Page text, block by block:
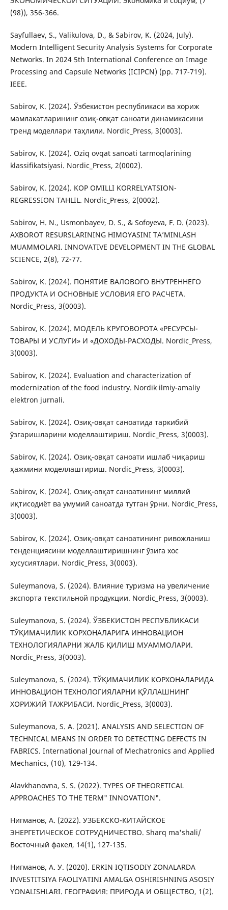
(98)), 356-366.
Sayfullaev, S., Valikulova, D., & Sabirov, K. (2024, July).
Modern Intelligent Security Analysis Systems for Corporate
Networks. In 2024 5th International Conference on Image
Processing and Capsule Networks (ICIPCN) (pp. 717-719).
IEEE.
Sabirov, K. (2024). Ўзбекистон республикаси ва хориж
мамлакатларининг озиқ-овқат саноати динамикасини
тренд моделлари таҳлили. Nordic_Press, 3(0003).
Sabirov, K. (2024). Oziq ovqat sanoati tarmoqlarining
klassifikatsiyasi. Nordic_Press, 2(0002).
Sabirov, K. (2024). KOP OMILLI KORRELYATSION-
REGRESSION TAHLIL. Nordic_Press, 2(0002).
Sabirov, H. N., Usmonbayev, D. S., & Sofoyeva, F. D. (2023).
AXBOROT RESURSLARINING HIMOYASINI TA’MINLASH
MUAMMOLARI. INNOVATIVE DEVELOPMENT IN THE GLOBAL
SCIENCE, 2(8), 72-77.
Sabirov, K. (2024). ПОНЯТИЕ ВАЛОВОГО ВНУТРЕННЕГО
ПРОДУКТА И ОСНОВНЫЕ УСЛОВИЯ ЕГО РАСЧЕТА.
Nordic_Press, 3(0003).
Sabirov, K. (2024). МОДЕЛЬ КРУГОВОРОТА «РЕСУРСЫ-
ТОВАРЫ И УСЛУГИ» И «ДОХОДЫ-РАСХОДЫ. Nordic_Press,
3(0003).
Sabirov, K. (2024). Evaluation and characterization of
modernization of the food industry. Nordik ilmiy-amaliy
elektron jurnali.
Sabirov, K. (2024). Озиқ-овқат саноатида таркибий
ўзгаришларини моделлаштириш. Nordic_Press, 3(0003).
Sabirov, K. (2024). Озиқ-овқат саноати ишлаб чиқариш
ҳажмини моделлаштириш. Nordic_Press, 3(0003).
Sabirov, K. (2024). Озиқ-овқат саноатининг миллий
иқтисодиёт ва умумий саноатда тутган ўрни. Nordic_Press,
3(0003).
Sabirov, K. (2024). Озиқ-овқат саноатининг ривожланиш
тенденциясини моделлаштиришнинг ўзига хос
хусусиятлари. Nordic_Press, 3(0003).
Suleymanova, S. (2024). Влияние туризма на увеличение
экспорта текстильной продукции. Nordic_Press, 3(0003).
Suleymanova, S. (2024). ЎЗБЕКИСТОН РЕСПУБЛИКАСИ
ТЎҚИМАЧИЛИК КОРХОНАЛАРИГА ИННОВАЦИОН
ТЕХНОЛОГИЯЛАРНИ ЖАЛБ ҚИЛИШ МУАММОЛАРИ.
Nordic_Press, 3(0003).
Suleymanova, S. (2024). ТЎҚИМАЧИЛИК КОРХОНАЛАРИДА
ИННОВАЦИОН ТЕХНОЛОГИЯЛАРНИ ҚЎЛЛАШНИНГ
ХОРИЖИЙ ТАЖРИБАСИ. Nordic_Press, 3(0003).
Suleymanova, S. A. (2021). ANALYSIS AND SELECTION OF
TECHNICAL MEANS IN ORDER TO DETECTING DEFECTS IN
FABRICS. International Journal of Mechatronics and Applied
Mechanics, (10), 129-134.
Alavkhanovna, S. S. (2022). TYPES OF THEORETICAL
APPROACHES TO THE TERM" INNOVATION".
Нигманов, А. (2022). УЗБЕКСКО-КИТАЙСКОЕ
ЭНЕРГЕТИЧЕСКОЕ СОТРУДНИЧЕСТВО. Sharq ma'shali/
Восточный факел, 14(1), 127-135.
Нигманов, А. У. (2020). ERKIN IQTISODIY ZONALARDA
INVESTITSIYA FAOLIYATINI AMALGA OSHIRISHNING ASOSIY
YONALISHLARI. ГЕОГРАФИЯ: ПРИРОДА И ОБЩЕСТВО, 1(2).